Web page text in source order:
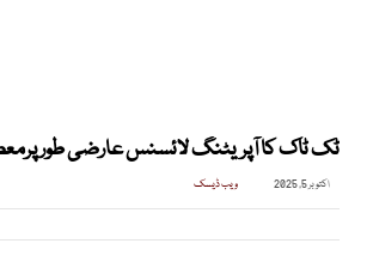
ٹک ٹاک کا آپریٹنگ لائسنس عارضی طور
اکتوبر 5, 2025 ویب ڈیسک